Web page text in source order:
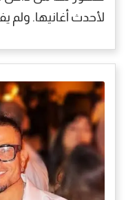
لأحدث أغانيها. ولم